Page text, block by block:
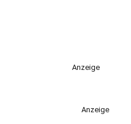
Anzeige
Anzeige